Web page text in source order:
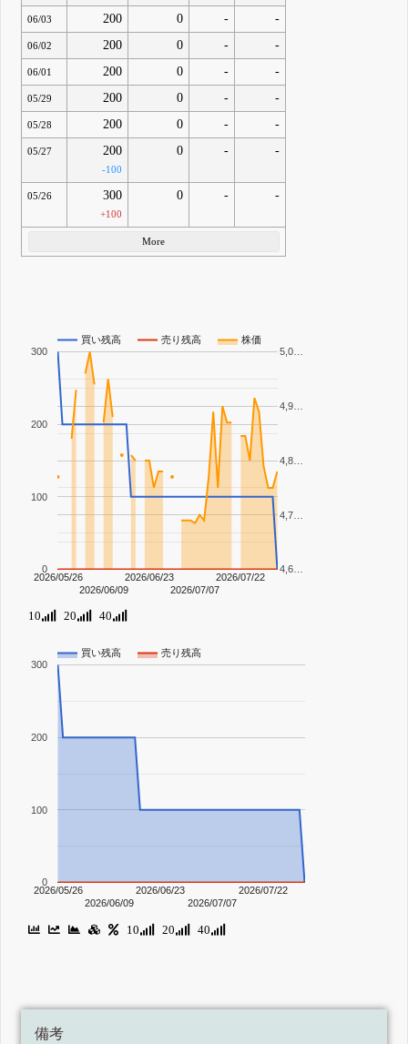
06/03 200 0 - -
06/02 200 0 - -
06/01 200 0 - -
05/29 200 0 - -
05/28 200 0 - -
05/27 200
-100
0 - -
05/26 300
+100
0 - -
More
買い残高 売り残高 株価
2026/05/26
2026/06/09
2026/06/23
2026/07/07
2026/07/22
0
100
200
300
4,6…
4,7…
4,8…
4,9…
5,0…
10 20 40
買い残高 売り残高
2026/05/26
2026/06/09
2026/06/23
2026/07/07
2026/07/22
0
100
200
300
10 20 40
備考